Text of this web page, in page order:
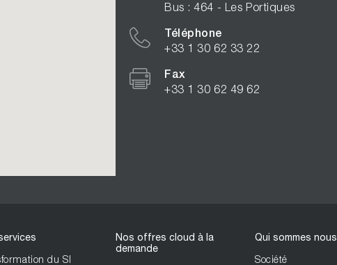
Bus : 464 - Les Portiques
Téléphone
+33 1 30 62 33 22
Fax
+33 1 30 62 49 62
du SI
Nos offres cloud à la
demande
Qui sommes nous
Société